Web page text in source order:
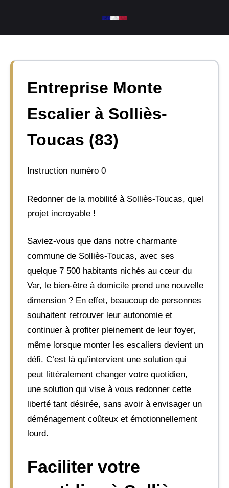
contenu
Entreprise Monte
Escalier à Solliès-
Toucas (83)
Instruction numéro 0
Redonner de la mobilité à Solliès-Toucas, quel
projet incroyable !
Saviez-vous que dans notre charmante
commune de Solliès-Toucas, avec ses
quelque 7 500 habitants nichés au cœur du
Var, le bien-être à domicile prend une nouvelle
dimension ? En effet, beaucoup de personnes
souhaitent retrouver leur autonomie et
continuer à profiter pleinement de leur foyer,
même lorsque monter les escaliers devient un
défi. C’est là qu’intervient une solution qui
peut littéralement changer votre quotidien,
une solution qui vise à vous redonner cette
liberté tant désirée, sans avoir à envisager un
déménagement coûteux et émotionnellement
lourd.
Faciliter votre